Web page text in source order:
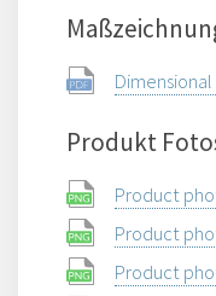
Produkt
Product
Product
Product